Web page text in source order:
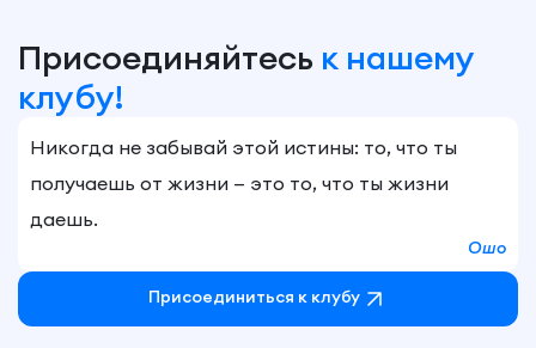
Присоединяйтесь к нашему
клубу!
Никогда не забывай этой истины: то, что ты
получаешь от жизни — это то, что ты жизни
даешь.
Ошо
Присоединиться к клубу